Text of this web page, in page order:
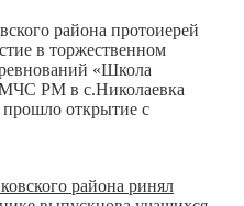
района протоиерей
в торжественном
«Школа
МЧС РМ в с.Николаевка
прошло открытие с